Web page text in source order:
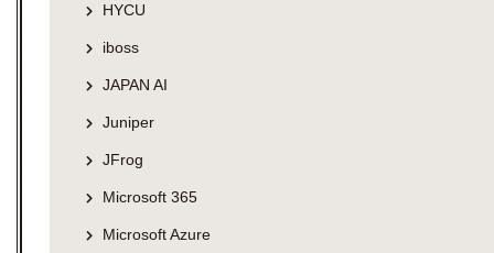
HYCU
iboss
JAPAN AI
Juniper
JFrog
Microsoft 365
Microsoft Azure